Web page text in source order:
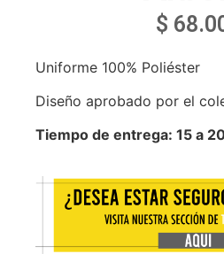
$
Uniforme 100% Poliéster
Diseño aprobado por el
Tiempo de entrega: 15 a